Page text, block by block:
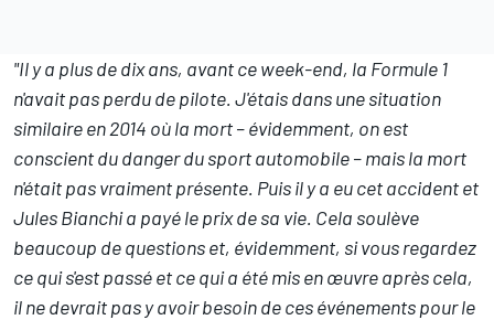
"Il y a plus de dix ans, avant ce week-end, la Formule 1
n'avait pas perdu de pilote. J'étais dans une situation
similaire en 2014 où la mort – évidemment, on est
conscient du danger du sport automobile – mais la mort
n'était pas vraiment présente. Puis il y a eu cet accident et
Jules Bianchi a payé le prix de sa vie. Cela soulève
beaucoup de questions et, évidemment, si vous regardez
ce qui s'est passé et ce qui a été mis en œuvre après cela,
il ne devrait pas y avoir besoin de ces événements pour le